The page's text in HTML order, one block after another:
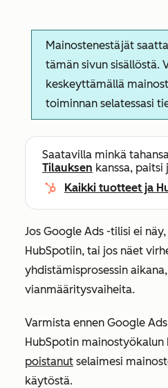
Mainostenestäjät
tämän sivun sisällöstä.
keskeyttämällä
toiminnan selatessasi
Saatavilla minkä
Tilauksen kanssa,
Kaikki tuotteet ja
Jos Google Ads -tilisi ei
HubSpotiin, tai jos näet
yhdistämisprosessin
vianmääritysvaiheita.
Varmista ennen Google
HubSpotin
poistanut selaimesi
käytöstä.